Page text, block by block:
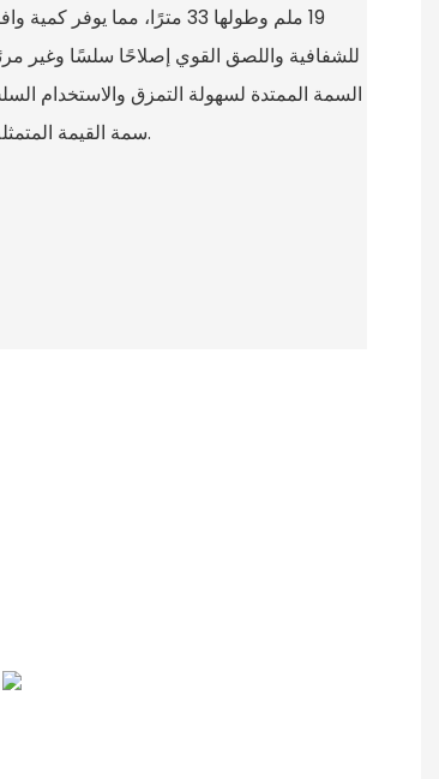
19 ملم وطولها 33 مترًا، مما
للشفافية واللصق القوي إصلاحًا سلسًا وغير
السمة الممتدة لسهولة التمزق والاستخدام
سمة القيمة المتمثلة في المتانة والموثوقية استخدامًا طويل الأمد.